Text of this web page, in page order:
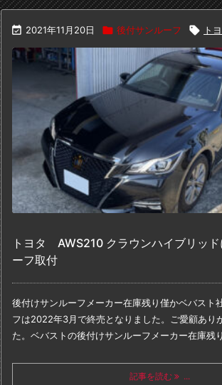
 2021年11月20日  後付サンルーフ  ト
トヨタ AWS210 クラウンハイブリッ
ーフ取付
後付けサンルーフメーカー在庫残り僅かベバスト
フは2022年3月で終売となりました。
ご愛顧あり
た。 ベバストの後付けサンルーフ メーカー在庫残
記事を読む ...